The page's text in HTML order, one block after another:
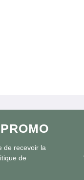
de recevoir la
de